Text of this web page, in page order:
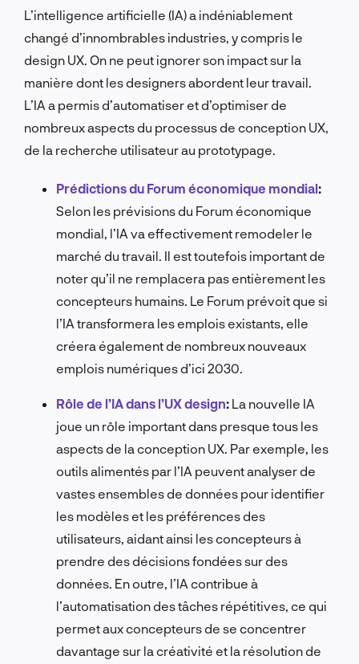
L’intelligence artificielle (IA) a indéniablement
changé d’innombrables industries, y compris le
design UX. On ne peut ignorer son impact sur la
manière dont les designers abordent leur travail.
L’IA a permis d’automatiser et d’optimiser de
nombreux aspects du processus de conception UX,
de la recherche utilisateur au prototypage.
Prédictions du Forum économique mondial:
Selon les prévisions du Forum économique
mondial, l’IA va effectivement remodeler le
marché du travail. Il est toutefois important de
noter qu’il ne remplacera pas entièrement les
concepteurs humains. Le Forum prévoit que si
l’IA transformera les emplois existants, elle
créera également de nombreux nouveaux
emplois numériques d’ici 2030.
Rôle de l’IA dans l’UX design: La nouvelle IA
joue un rôle important dans presque tous les
aspects de la conception UX. Par exemple, les
outils alimentés par l’IA peuvent analyser de
vastes ensembles de données pour identifier
les modèles et les préférences des
utilisateurs, aidant ainsi les concepteurs à
prendre des décisions fondées sur des
données. En outre, l’IA contribue à
l’automatisation des tâches répétitives, ce qui
permet aux concepteurs de se concentrer
davantage sur la créativité et la résolution de